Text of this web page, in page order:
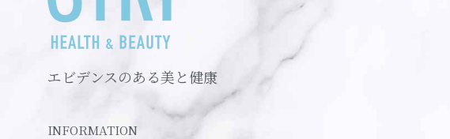
エビデンスのある美と健康
INFORMATION